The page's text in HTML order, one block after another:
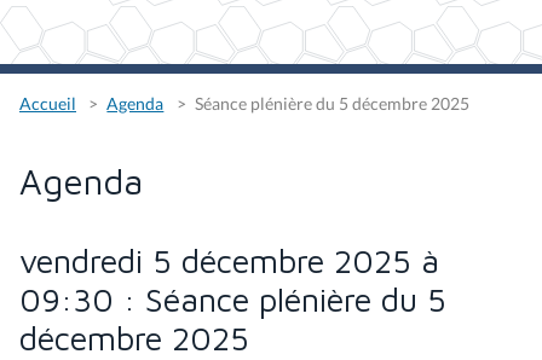
Accueil Agenda Séance plénière du 5 décembre 2025
Agenda
vendredi 5 décembre 2025 à
09:30 : Séance plénière du 5
décembre 2025